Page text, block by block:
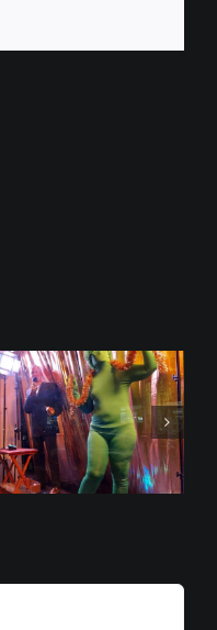
nonstoponstage –
nach vielen
Livestreams jetzt
endlich auch
wieder auf der